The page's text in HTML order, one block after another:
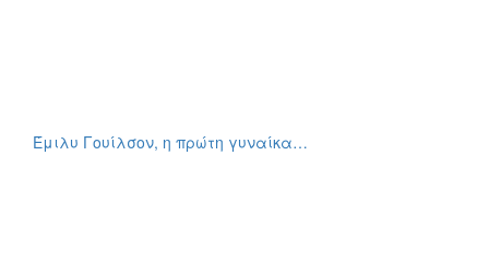
Έμιλυ Γουίλσον, η πρώτη γυναίκα…